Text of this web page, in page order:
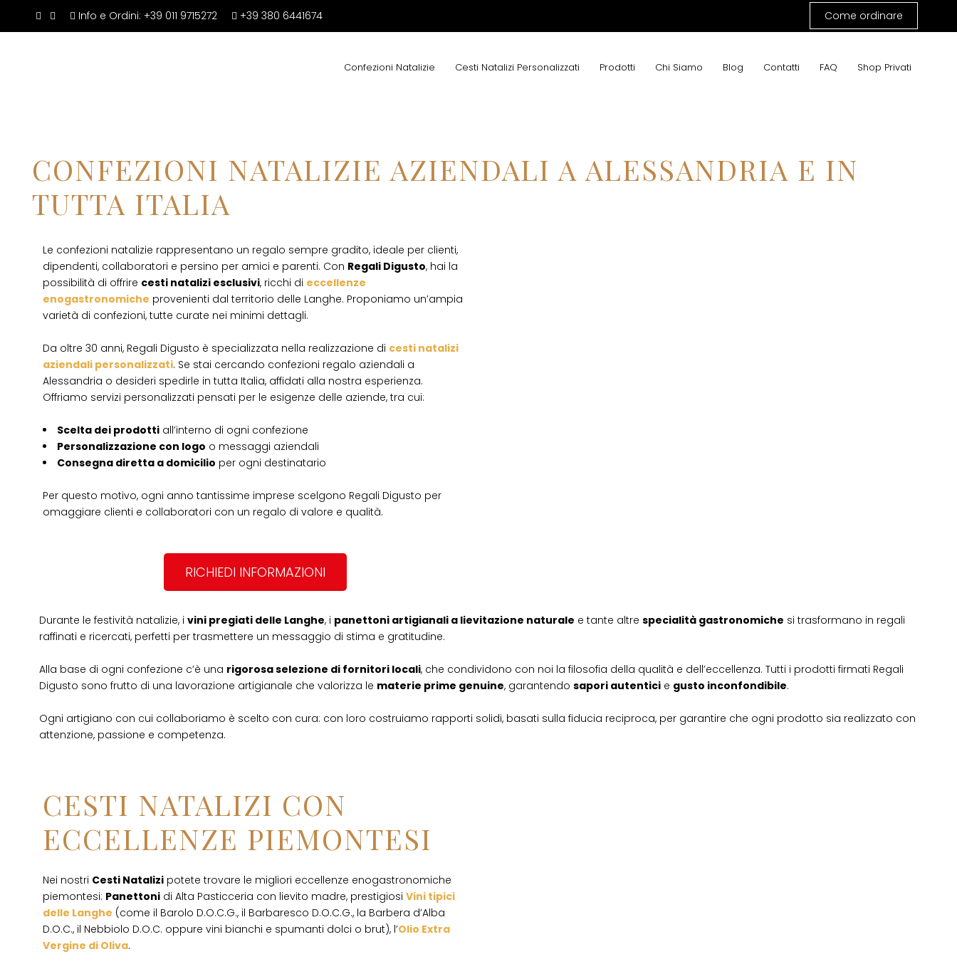
Info e Ordini: +39 011 9715272 +39 380 6441674 Come ordinare
Confezioni Natalizie Cesti Natalizi Personalizzati Prodotti Chi Siamo Blog Contatti FAQ Shop Privati
CESTI NATALIZI ALESSANDRIA
CONFEZIONI NATALIZIE AZIENDALI A ALESSANDRIA E IN
TUTTA ITALIA
Le confezioni natalizie rappresentano un regalo sempre gradito, ideale per clienti,
dipendenti, collaboratori e persino per amici e parenti. Con Regali Digusto, hai la
possibilità di offrire cesti natalizi esclusivi, ricchi di eccellenze
enogastronomiche provenienti dal territorio delle Langhe. Proponiamo un’ampia
varietà di confezioni, tutte curate nei minimi dettagli.
Da oltre 30 anni, Regali Digusto è specializzata nella realizzazione di cesti natalizi
aziendali personalizzati. Se stai cercando confezioni regalo aziendali a
Alessandria o desideri spedirle in tutta Italia, affidati alla nostra esperienza.
Offriamo servizi personalizzati pensati per le esigenze delle aziende, tra cui:
Scelta dei prodotti all’interno di ogni confezione
Personalizzazione con logo o messaggi aziendali
Consegna diretta a domicilio per ogni destinatario
Per questo motivo, ogni anno tantissime imprese scelgono Regali Digusto per
omaggiare clienti e collaboratori con un regalo di valore e qualità.
RICHIEDI INFORMAZIONI
Durante le festività natalizie, i vini pregiati delle Langhe, i panettoni artigianali a lievitazione naturale e tante altre specialità gastronomiche si trasformano in regali
raffinati e ricercati, perfetti per trasmettere un messaggio di stima e gratitudine.
Alla base di ogni confezione c’è una rigorosa selezione di fornitori locali, che condividono con noi la filosofia della qualità e dell’eccellenza. Tutti i prodotti firmati Regali
Digusto sono frutto di una lavorazione artigianale che valorizza le materie prime genuine, garantendo sapori autentici e gusto inconfondibile.
Ogni artigiano con cui collaboriamo è scelto con cura: con loro costruiamo rapporti solidi, basati sulla fiducia reciproca, per garantire che ogni prodotto sia realizzato con
attenzione, passione e competenza.
CESTI NATALIZI CON
ECCELLENZE PIEMONTESI
Nei nostri Cesti Natalizi potete trovare le migliori eccellenze enogastronomiche
piemontesi: Panettoni di Alta Pasticceria con lievito madre, prestigiosi Vini tipici
delle Langhe (come il Barolo D.O.C.G., il Barbaresco D.O.C.G., la Barbera d’Alba
D.O.C., il Nebbiolo D.O.C. oppure vini bianchi e spumanti dolci o brut), l’Olio Extra
Vergine di Oliva.